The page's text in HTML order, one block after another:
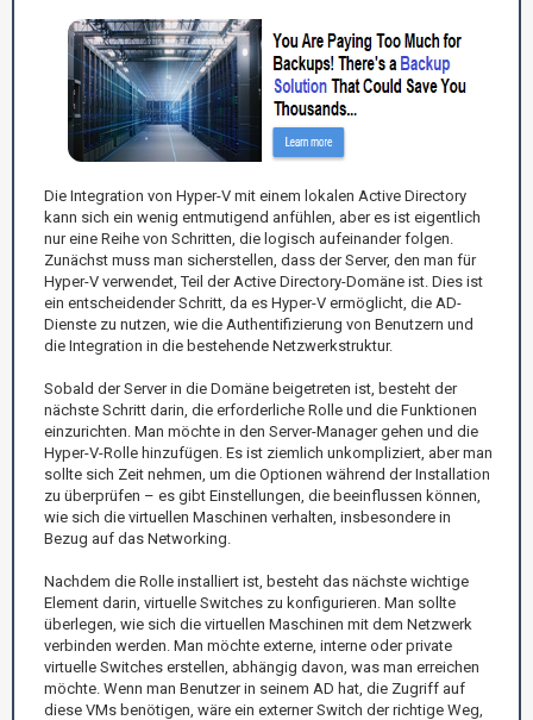
Die Integration von Hyper-V mit einem lokalen Active Directory
kann sich ein wenig entmutigend anfühlen, aber es ist eigentlich
nur eine Reihe von Schritten, die logisch aufeinander folgen.
Zunächst muss man sicherstellen, dass der Server, den man für
Hyper-V verwendet, Teil der Active Directory-Domäne ist. Dies ist
ein entscheidender Schritt, da es Hyper-V ermöglicht, die AD-
Dienste zu nutzen, wie die Authentifizierung von Benutzern und
die Integration in die bestehende Netzwerkstruktur.
Sobald der Server in die Domäne beigetreten ist, besteht der
nächste Schritt darin, die erforderliche Rolle und die Funktionen
einzurichten. Man möchte in den Server-Manager gehen und die
Hyper-V-Rolle hinzufügen. Es ist ziemlich unkompliziert, aber man
sollte sich Zeit nehmen, um die Optionen während der Installation
zu überprüfen – es gibt Einstellungen, die beeinflussen können,
wie sich die virtuellen Maschinen verhalten, insbesondere in
Bezug auf das Networking.
Nachdem die Rolle installiert ist, besteht das nächste wichtige
Element darin, virtuelle Switches zu konfigurieren. Man sollte
überlegen, wie sich die virtuellen Maschinen mit dem Netzwerk
verbinden werden. Man möchte externe, interne oder private
virtuelle Switches erstellen, abhängig davon, was man erreichen
möchte. Wenn man Benutzer in seinem AD hat, die Zugriff auf
diese VMs benötigen, wäre ein externer Switch der richtige Weg,